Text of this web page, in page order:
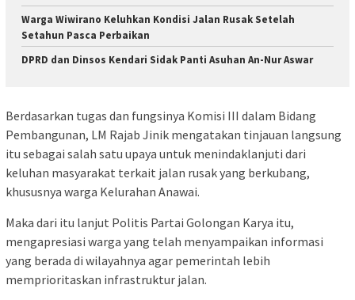
Warga Wiwirano Keluhkan Kondisi Jalan Rusak Setelah
Setahun Pasca Perbaikan
DPRD dan Dinsos Kendari Sidak Panti Asuhan An-Nur Aswar
Berdasarkan tugas dan fungsinya Komisi III dalam Bidang
Pembangunan, LM Rajab Jinik mengatakan tinjauan langsung
itu sebagai salah satu upaya untuk menindaklanjuti dari
keluhan masyarakat terkait jalan rusak yang berkubang,
khususnya warga Kelurahan Anawai.
Maka dari itu lanjut Politis Partai Golongan Karya itu,
mengapresiasi warga yang telah menyampaikan informasi
yang berada di wilayahnya agar pemerintah lebih
memprioritaskan infrastruktur jalan.